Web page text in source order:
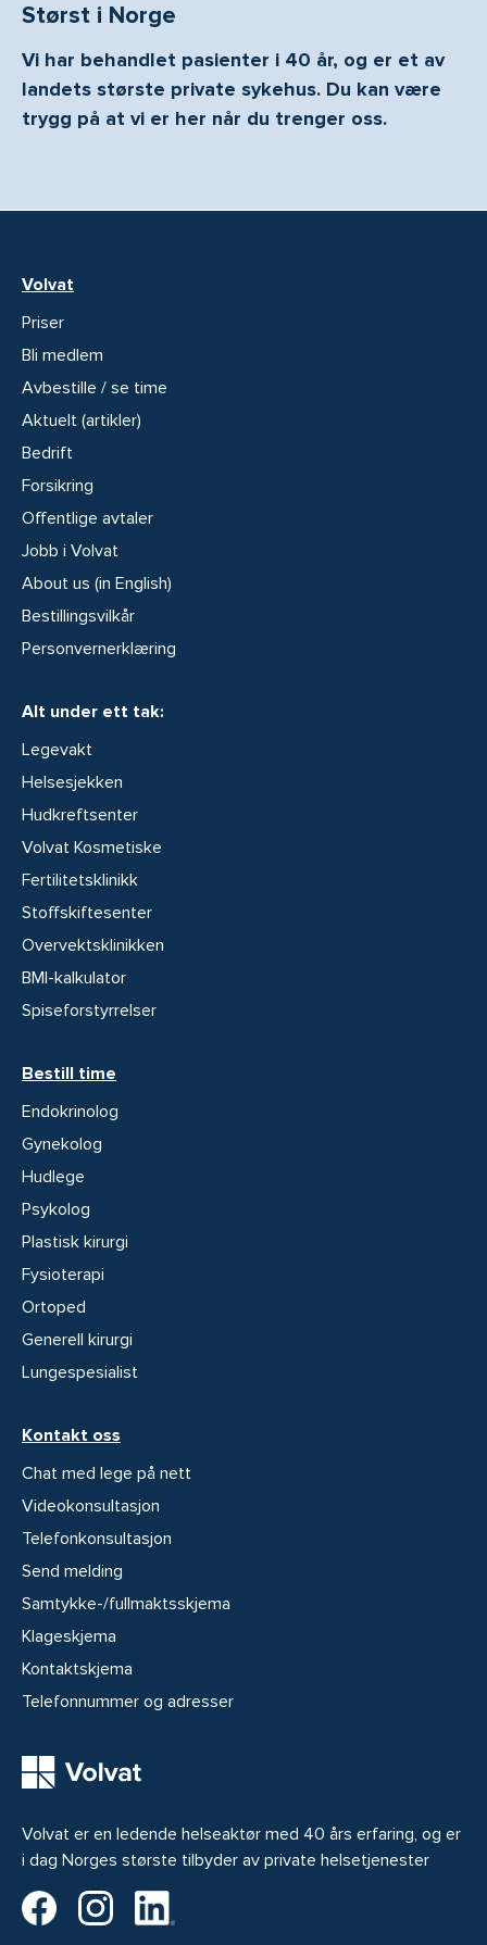
Størst i Norge
Vi har behandlet pasienter i 40 år, og er et av
landets største private sykehus. Du kan være
trygg på at vi er her når du trenger oss.
Volvat er en ledende helseaktør med 40 års erfaring, og er
i dag Norges største tilbyder av private helsetjenester
Volvat på Facebook
Volvat på Instagram
Volvat
Priser
Bli medlem
Avbestille / se time
Aktuelt (artikler)
Bedrift
Forsikring
Offentlige avtaler
Jobb i Volvat
About us (in English)
Bestillingsvilkår
Personvernerklæring
Alt under ett tak:
Legevakt
Helsesjekken
Hudkreftsenter
Volvat Kosmetiske
Fertilitetsklinikk
Stoffskiftesenter
Overvektsklinikken
BMI-kalkulator
Spiseforstyrrelser
Bestill time
Endokrinolog
Gynekolog
Hudlege
Psykolog
Plastisk kirurgi
Fysioterapi
Ortoped
Generell kirurgi
Lungespesialist
Kontakt oss
Chat med lege på nett
Videokonsultasjon
Telefonkonsultasjon
Send melding
Samtykke-/fullmaktsskjema
Klageskjema
Kontaktskjema
Telefonnummer og adresser